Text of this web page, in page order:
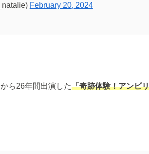
February 20, 2024
ら26年間出演した「奇跡体験！アンビ